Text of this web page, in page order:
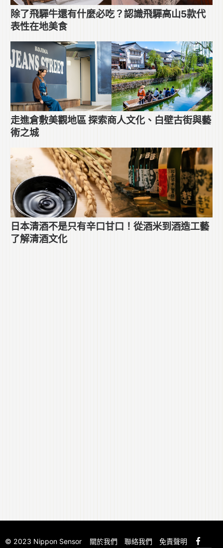
除了飛驒牛還有什麼必吃？認識飛驒高山5款代
表性在地美食
走進倉敷美觀地區 探索商人文化、白壁古街與藝
術之城
日本清酒不是只有辛口甘口！從酒米到酒造工藝
了解清酒文化
© 2023 Nippon Sensor 關於我們 聯絡我們 免責聲明